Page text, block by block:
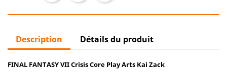
Description Détails du produit
FINAL FANTASY VII Crisis Core Play Arts Kai Zack